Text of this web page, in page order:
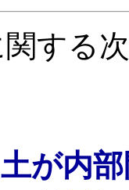
する
が内部